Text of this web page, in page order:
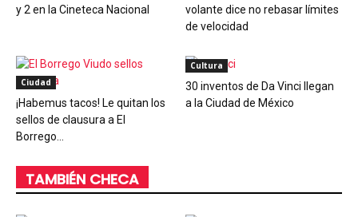
y 2 en la Cineteca Nacional
volante dice no rebasar límites
de velocidad
Ciudad
¡Habemus tacos! Le quitan los
sellos de clausura a El
Borrego...
Cultura
30 inventos de Da Vinci llegan
a la Ciudad de México
TAMBIÉN CHECA